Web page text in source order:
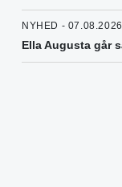
NYHED - 07.08.2026
Ella Augusta går